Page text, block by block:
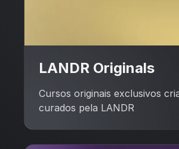
LANDR Originals
Cursos originais exclusivos
curados pela LANDR